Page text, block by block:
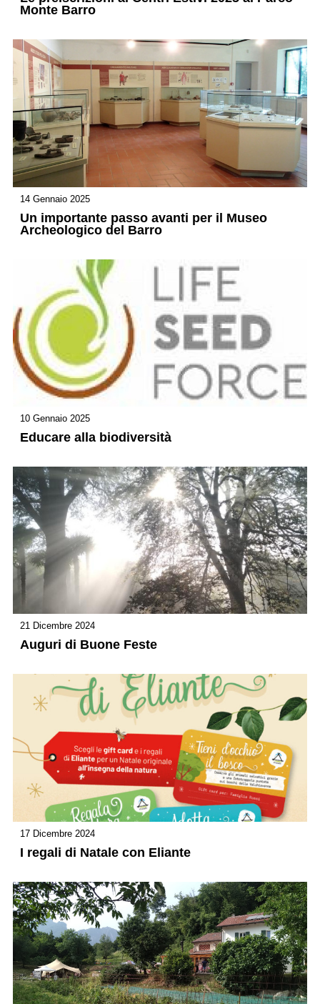
Monte Barro
14 Gennaio 2025
Un importante passo avanti per il Museo
Archeologico del Barro
10 Gennaio 2025
Educare alla biodiversità
21 Dicembre 2024
Auguri di Buone Feste
17 Dicembre 2024
I regali di Natale con Eliante